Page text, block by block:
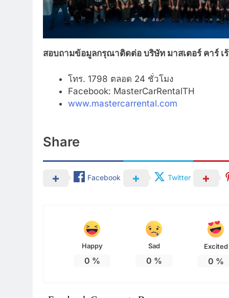
สอบถามข้อมูลกรุณาติดต่อ บริษัท มาสเตอร์ คาร์ เ
โทร. 1798 ตลอด 24 ชั่วโมง
Facebook: MasterCarRentalTH
www.mastercarrental.com
Share
Facebook Twitter
Happy
0 %
Sad
0 %
Excited
0 %